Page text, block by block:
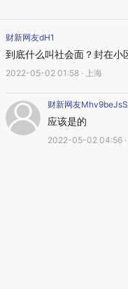
财新网友dH1
到底什么叫社会面？封在小
2022-05-02 01:58 · 上海
财新网友Mhv9beJsS
应该是的
2022-05-02 04:56 ·